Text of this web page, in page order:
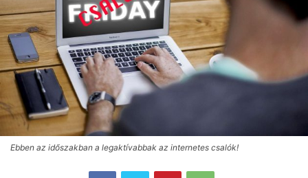
Ebben az időszakban a legaktívabbak az internetes csalók!